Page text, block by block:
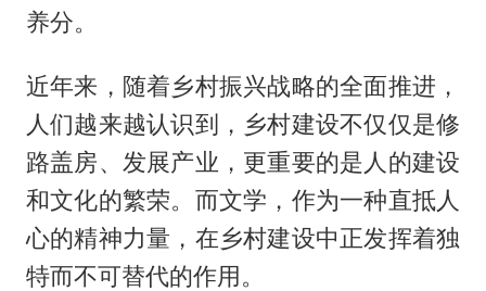
养分。
近年来，随着乡村振兴战略的全面推进，
人们越来越认识到，乡村建设不仅仅是修
路盖房、发展产业，更重要的是人的建设
和文化的繁荣。而文学，作为一种直抵人
心的精神力量，在乡村建设中正发挥着独
特而不可替代的作用。